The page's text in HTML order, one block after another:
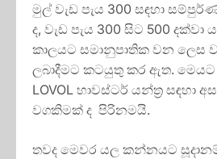
මුල් වැඩ පැය 300 සඳහා
ද, වැඩ පැය 300 සිට 500 දක්වා
කාලයට සමානුපාතික වන ලෙස
ලබාදීමට කටයුතු කර ඇත. මෙයට
LOVOL හාවස්ටර් යන්ත්‍ර සඳහා
වගකිමක් ද පිරිනමයි.
තවද මෙවර යල කන්නයට